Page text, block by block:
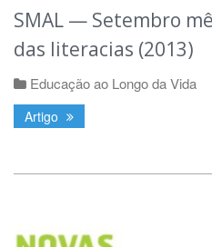
SMAL — Setembro
das literacias (2013)
Educação ao Longo da Vida
Artigo